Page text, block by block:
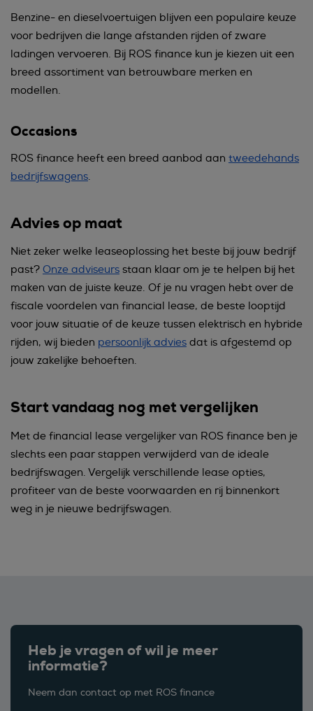
Benzine- en dieselvoertuigen blijven een populaire keuze
voor bedrijven die lange afstanden rijden of zware
ladingen vervoeren. Bij ROS finance kun je kiezen uit een
breed assortiment van betrouwbare merken en
modellen.
Occasions
ROS finance heeft een breed aanbod aan tweedehands
bedrijfswagens.
Advies op maat
Niet zeker welke leaseoplossing het beste bij jouw bedrijf
past? Onze adviseurs staan klaar om je te helpen bij het
maken van de juiste keuze. Of je nu vragen hebt over de
fiscale voordelen van financial lease, de beste looptijd
voor jouw situatie of de keuze tussen elektrisch en hybride
rijden, wij bieden persoonlijk advies dat is afgestemd op
jouw zakelijke behoeften.
Start vandaag nog met vergelijken
Met de financial lease vergelijker van ROS finance ben je
slechts een paar stappen verwijderd van de ideale
bedrijfswagen. Vergelijk verschillende lease opties,
profiteer van de beste voorwaarden en rij binnenkort
weg in je nieuwe bedrijfswagen.
Heb je vragen of wil je meer
informatie?
Neem dan contact op met ROS finance